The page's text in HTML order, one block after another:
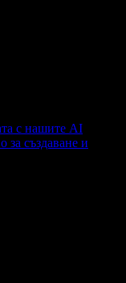
с нашите AI
за създаване и